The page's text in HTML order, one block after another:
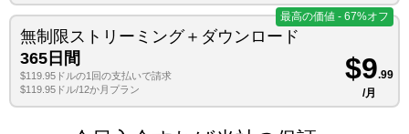
無制限ストリーミング＋ダウンロード
365日間
$119.95ドルの1回の支払いで請求
$119.95ドル/12か月プラン
$9.99
/月
最高の価値 - 67%オフ